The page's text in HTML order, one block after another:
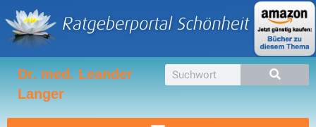
Inhalt
springen
Dr. med. Leander
Langer
Suche